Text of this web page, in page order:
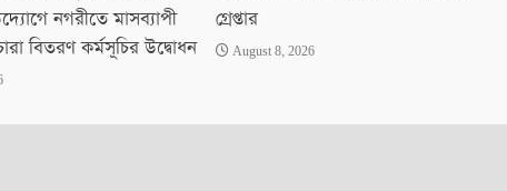
নগরীতে মাসব্যাপী
বিতরণ কর্মসূচির উদ্বোধন
গ্রেপ্তার
August 8, 2026